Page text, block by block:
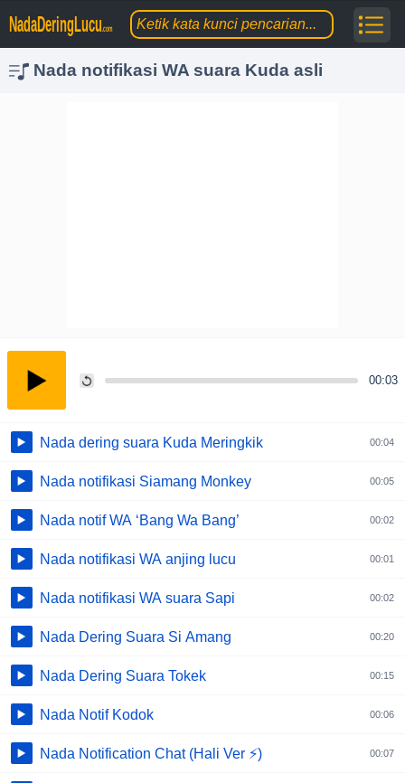
NadaDeringLucu.com
Nada notifikasi WA suara Kuda asli
00:03
Nada dering suara Kuda Meringkik 00:04
Nada notifikasi Siamang Monkey 00:05
Nada notif WA ‘Bang Wa Bang’ 00:02
Nada notifikasi WA anjing lucu 00:01
Nada notifikasi WA suara Sapi 00:02
Nada Dering Suara Si Amang 00:20
Nada Dering Suara Tokek 00:15
Nada Notif Kodok 00:06
Nada Notification Chat (Hali Ver ⚡) 00:07